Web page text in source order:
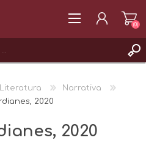
(0)
Literatura
Narrativa
2020
2020